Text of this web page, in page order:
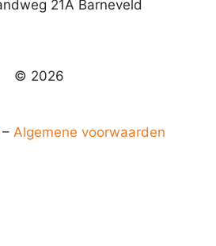
21A Barneveld
© 2026
– Algemene voorwaarden